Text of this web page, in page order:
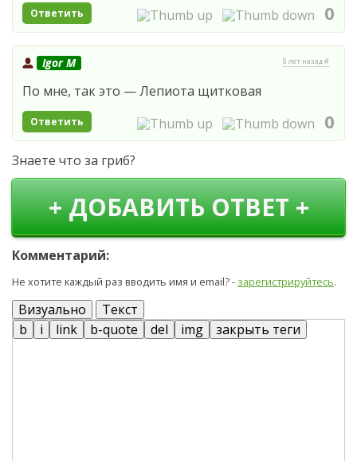
Ответить 0
Igor M 8 лет назад #
По мне, так это — Лепиота щитковая
Ответить 0
Знаете что за гриб?
+ ДОБАВИТЬ ОТВЕТ +
Комментарий:
Не хотите каждый раз вводить имя и email? - зарегистрируйтесь.
Визуально Текст